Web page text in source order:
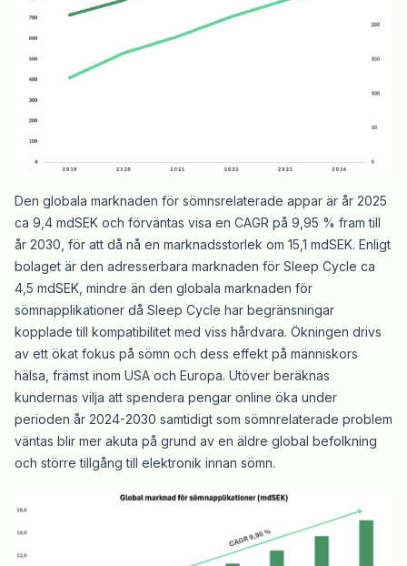
Den globala marknaden för sömnsrelaterade appar är år 2025
ca 9,4 mdSEK och förväntas visa en CAGR på 9,95 % fram till
år 2030, för att då nå en marknadsstorlek om 15,1 mdSEK. Enligt
bolaget är den adresserbara marknaden för Sleep Cycle ca
4,5 mdSEK, mindre än den globala marknaden för
sömnapplikationer då Sleep Cycle har begränsningar
kopplade till kompatibilitet med viss hårdvara. Ökningen drivs
av ett ökat fokus på sömn och dess effekt på människors
hälsa, främst inom USA och Europa. Utöver beräknas
kundernas vilja att spendera pengar online öka under
perioden år 2024-2030 samtidigt som sömnrelaterade problem
väntas blir mer akuta på grund av en äldre global befolkning
och större tillgång till elektronik innan sömn.